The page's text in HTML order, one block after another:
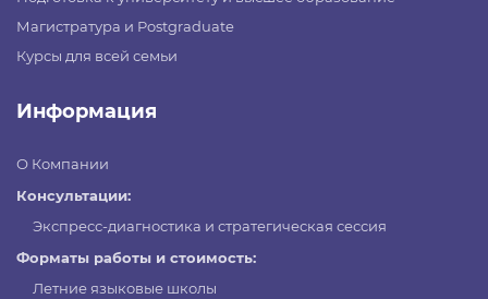
Магистратура и Postgraduate
Курсы для всей семьи
Информация
О Компании
Консультации:
Экспресс-диагностика и стратегическая сессия
Форматы работы и стоимость:
Летние языковые школы